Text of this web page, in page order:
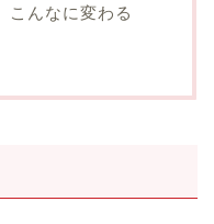
こんなに変わる